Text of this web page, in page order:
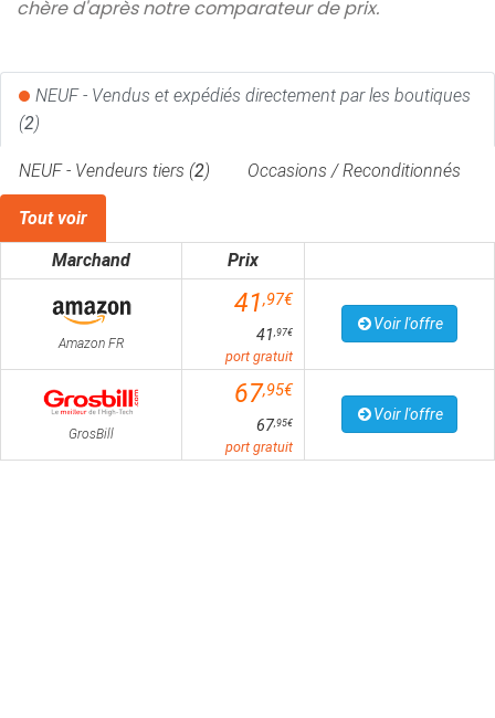
chère d'après notre comparateur de prix.
NEUF - Vendus et expédiés directement par les boutiques
(2)
NEUF - Vendeurs tiers (2) Occasions / Reconditionnés
Tout voir
Marchand
Prix
Amazon FR
41,97€
41,97€
port gratuit
Voir l'offre
GrosBill
67,95€
67,95€
port gratuit
Voir l'offre